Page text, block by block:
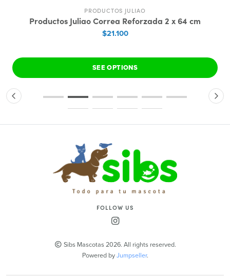
PRODUCTOS JULIAO
Productos Juliao Correa Reforzada 2 x 64 cm
$21.100
SEE OPTIONS
FOLLOW US
Sibs Mascotas 2026. All rights reserved.
Powered byJumpseller.